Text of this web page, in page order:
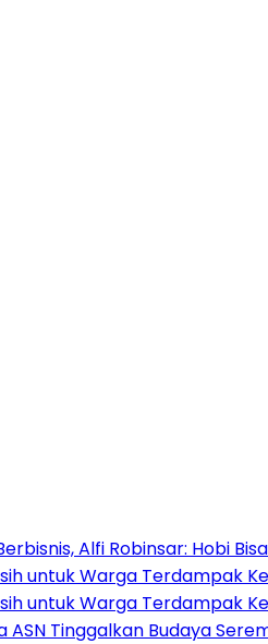
Alfi Robinsar: Hobi
untuk Warga Terdampak
untuk Warga Terdampak
ASN Tinggalkan Budaya